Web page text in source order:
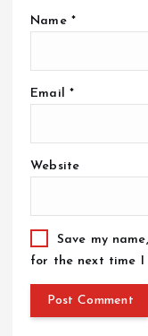
Name *
Email *
Website
Save my
for the next time I